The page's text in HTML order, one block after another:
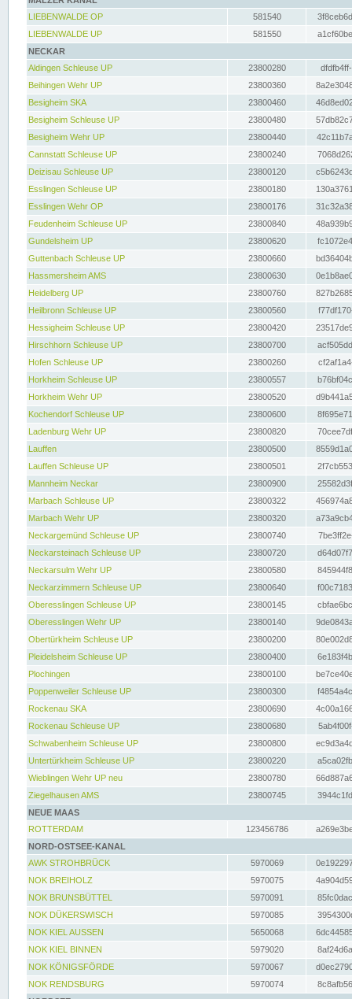
LIEBENWALDE OP
581540
LIEBENWALDE UP
581550
NECKAR
Aldingen Schleuse UP
23800280
Beihingen Wehr UP
23800360
Besigheim SKA
23800460
Besigheim Schleuse UP
23800480
Besigheim Wehr UP
23800440
Cannstatt Schleuse UP
23800240
Deizisau Schleuse UP
23800120
Esslingen Schleuse UP
23800180
Esslingen Wehr OP
23800176
Feudenheim Schleuse UP
23800840
Gundelsheim UP
23800620
Guttenbach Schleuse UP
23800660
Hassmersheim AMS
23800630
Heidelberg UP
23800760
Heilbronn Schleuse UP
23800560
Hessigheim Schleuse UP
23800420
Hirschhorn Schleuse UP
23800700
Hofen Schleuse UP
23800260
Horkheim Schleuse UP
23800557
Horkheim Wehr UP
23800520
Kochendorf Schleuse UP
23800600
Ladenburg Wehr UP
23800820
Lauffen
23800500
Lauffen Schleuse UP
23800501
Mannheim Neckar
23800900
Marbach Schleuse UP
23800322
Marbach Wehr UP
23800320
Neckargemünd Schleuse UP
23800740
Neckarsteinach Schleuse UP
23800720
Neckarsulm Wehr UP
23800580
Neckarzimmern Schleuse UP
23800640
Oberesslingen Schleuse UP
23800145
Oberesslingen Wehr UP
23800140
Obertürkheim Schleuse UP
23800200
Pleidelsheim Schleuse UP
23800400
Plochingen
23800100
Poppenweiler Schleuse UP
23800300
Rockenau SKA
23800690
Rockenau Schleuse UP
23800680
Schwabenheim Schleuse UP
23800800
Untertürkheim Schleuse UP
23800220
Wieblingen Wehr UP neu
23800780
Ziegelhausen AMS
23800745
NEUE MAAS
ROTTERDAM
123456786
NORD-OSTSEE-KANAL
AWK STROHBRÜCK
5970069
NOK BREIHOLZ
5970075
NOK BRUNSBÜTTEL
5970091
NOK DÜKERSWISCH
5970085
NOK KIEL AUSSEN
5650068
NOK KIEL BINNEN
5979020
NOK KÖNIGSFÖRDE
5970067
NOK RENDSBURG
5970074